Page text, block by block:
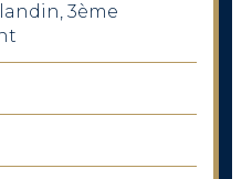
3ème